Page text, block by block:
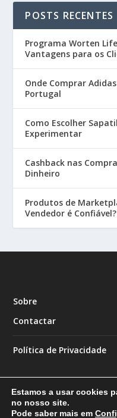
POSTS RECENTES
Programa Worten
Vantagens para os
Onde Comprar
Portugal
Como Escolher
Experimentar
Cashback nas
Dinheiro
Produtos de
Vendedor é Confiável?
Sobre
Contactar
Política de Privacidade
Estamos a usar cookies
no nosso site.
Pode saber mais em